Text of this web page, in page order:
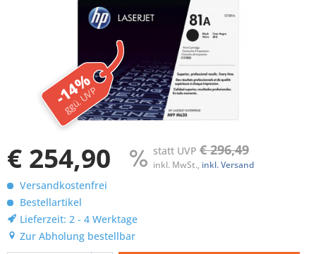
-14%
ggü. UVP
€ 254,90 statt UVP € 296,49
inkl. MwSt., inkl. Versand
Versandkostenfrei
Bestellartikel
Lieferzeit: 2 - 4 Werktage
Zur Abholung bestellbar